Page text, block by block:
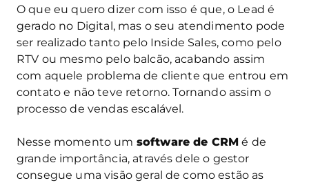
O que eu quero dizer com isso é que, o Lead é
gerado no Digital, mas o seu atendimento pode
ser realizado tanto pelo Inside Sales, como pelo
RTV ou mesmo pelo balcão, acabando assim
com aquele problema de cliente que entrou em
contato e não teve retorno. Tornando assim o
processo de vendas escalável.
Nesse momento um software de CRM é de
grande importância, através dele o gestor
consegue uma visão geral de como estão as